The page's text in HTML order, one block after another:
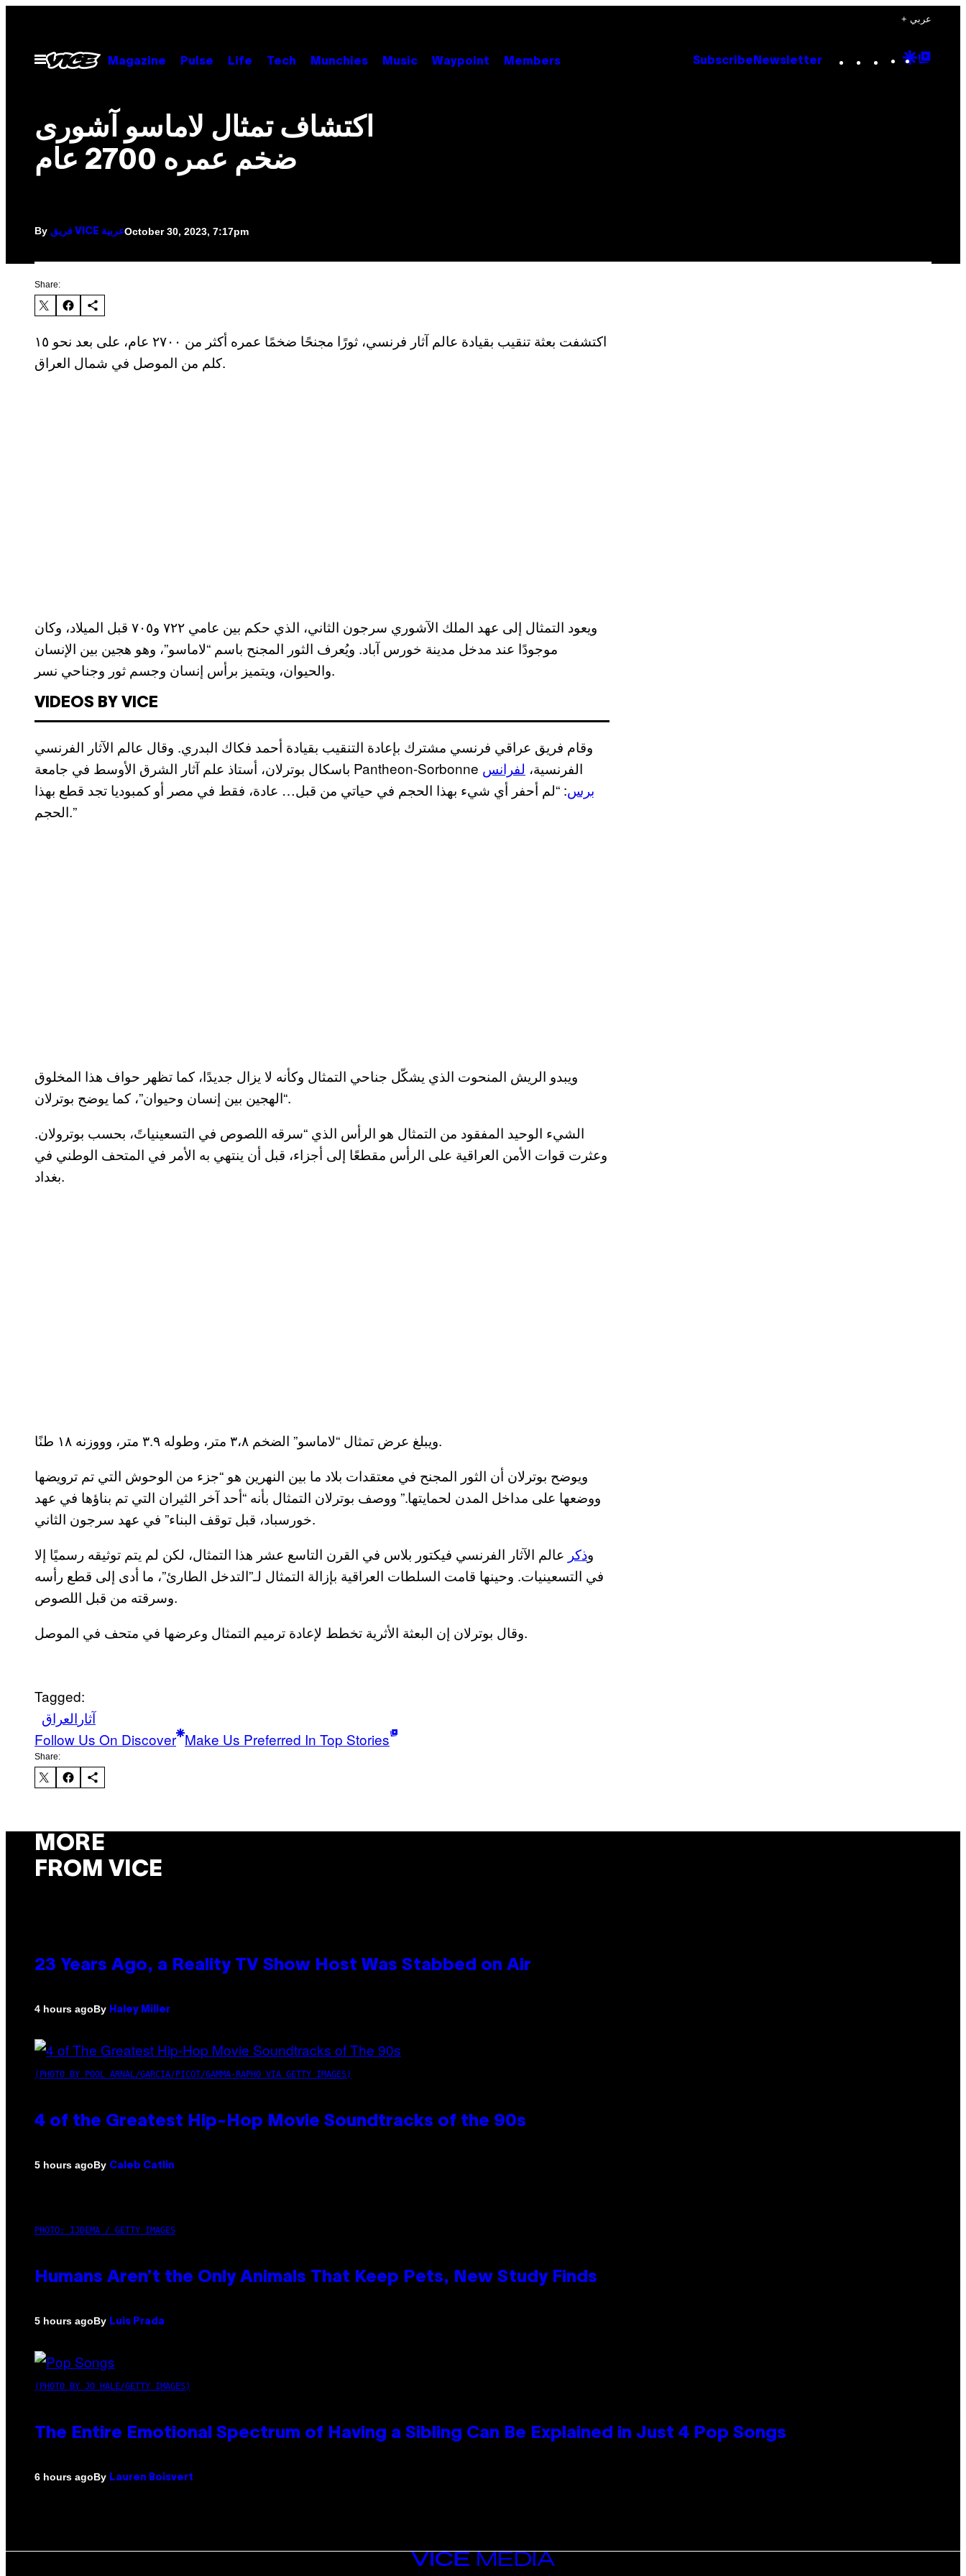
content
+ عربي
Open
Menu
Magazine Pulse Life Tech Munchies Music Waypoint Members Subscribe Newsletter Instagram
TikTok
YouTube
Google
اكتشاف تمثال لاماسو آشورى
ضخم عمره 2700 عام
By فريق VICE عربيةOctober 30, 2023, 7:17pm
Share:
اكتشفت بعثة تنقيب بقيادة عالم آثار فرنسي، ثورًا مجنحًا ضخمًا عمره أكثر من ٢٧٠٠ عام، على بعد نحو ١٥
كلم من الموصل في شمال العراق.
ويعود التمثال إلى عهد الملك الآشوري سرجون الثاني، الذي حكم بين عامي ٧٢٢ و٧٠٥ قبل الميلاد، وكان
موجودًا عند مدخل مدينة خورس آباد. ويُعرف الثور المجنح باسم “لاماسو”، وهو هجين بين الإنسان
والحيوان، ويتميز برأس إنسان وجسم ثور وجناحي نسر.
VIDEOS BY VICE
وقام فريق عراقي فرنسي مشترك بإعادة التنقيب بقيادة أحمد فكاك البدري. وقال عالم الآثار الفرنسي
باسكال بوترلان، أستاذ علم آثار الشرق الأوسط في جامعة Pantheon-Sorbonne الفرنسية، لفرانس
برس: “لم أحفر أي شيء بهذا الحجم في حياتي من قبل… عادة، فقط في مصر أو كمبوديا تجد قطع بهذا
الحجم.”
ويبدو الريش المنحوت الذي يشكّل جناحي التمثال وكأنه لا يزال جديدًا، كما تظهر حواف هذا المخلوق
“الهجين بين إنسان وحيوان”، كما يوضح بوترلان.
الشيء الوحيد المفقود من التمثال هو الرأس الذي “سرقه اللصوص في التسعينياتً، بحسب بوترولان.
وعثرت قوات الأمن العراقية على الرأس مقطعًا إلى أجزاء، قبل أن ينتهي به الأمر في المتحف الوطني في
بغداد.
ويبلغ عرض تمثال “لاماسو” الضخم ٣،٨ متر، وطوله ٣.٩ متر، وووزنه ١٨ طنًا.
ويوضح بوترلان أن الثور المجنح في معتقدات بلاد ما بين النهرين هو “جزء من الوحوش التي تم ترويضها
ووضعها على مداخل المدن لحمايتها.” ووصف بوترلان التمثال بأنه “أحد آخر الثيران التي تم بناؤها في عهد
خورسباد، قبل توقف البناء” في عهد سرجون الثاني.
وذكر عالم الآثار الفرنسي فيكتور بلاس في القرن التاسع عشر هذا التمثال، لكن لم يتم توثيقه رسميًا إلا
في التسعينيات. وحينها قامت السلطات العراقية بإزالة التمثال لـ”التدخل الطارئ”، ما أدى إلى قطع رأسه
وسرقته من قبل اللصوص.
وقال بوترلان إن البعثة الأثرية تخطط لإعادة ترميم التمثال وعرضها في متحف في الموصل.
Tagged:
آثار العراق
Follow Us On Discover Make Us Preferred In Top Stories
Share:
MORE
FROM VICE
23 Years Ago, a Reality TV Show Host Was Stabbed on Air
4 hours agoBy Haley Miller
(PHOTO BY POOL ARNAL/GARCIA/PICOT/GAMMA-RAPHO VIA GETTY IMAGES)
4 of the Greatest Hip-Hop Movie Soundtracks of the 90s
5 hours agoBy Caleb Catlin
PHOTO: IJDEMA / GETTY IMAGES
Humans Aren’t the Only Animals That Keep Pets, New Study Finds
5 hours agoBy Luis Prada
(PHOTO BY JO HALE/GETTY IMAGES)
The Entire Emotional Spectrum of Having a Sibling Can Be Explained in Just 4 Pop Songs
6 hours agoBy Lauren Boisvert
VICE
MEDIA